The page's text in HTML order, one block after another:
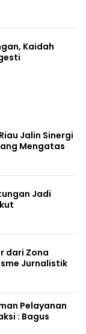
Kaidah
Jalin Sinergi
Mengatas
Jadi
dari Zona
Jurnalistik
Pelayanan
: Bagus